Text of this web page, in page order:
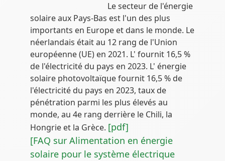
Le secteur de l'énergie
solaire aux Pays-Bas est l'un des plus
importants en Europe et dans le monde. Le
néerlandais était au 12 rang de l'Union
européenne (UE) en 2021. L' fournit 16,5 %
de l'électricité du pays en 2023. L' énergie
solaire photovoltaïque fournit 16,5 % de
l'électricité du pays en 2023, taux de
pénétration parmi les plus élevés au
monde, au 4e rang derrière le Chili, la
Hongrie et la Grèce. [pdf]
[FAQ sur Alimentation en énergie
solaire pour le système électrique